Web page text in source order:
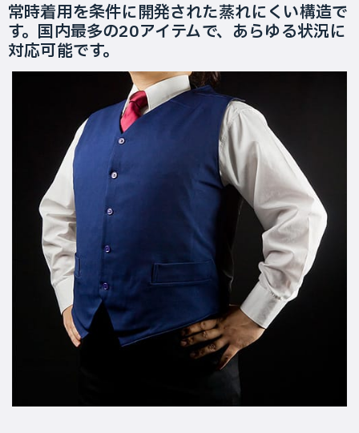
常時着用を条件に開発された蒸れにくい構造で
す。国内最多の20アイテムで、あらゆる状況に
対応可能です。